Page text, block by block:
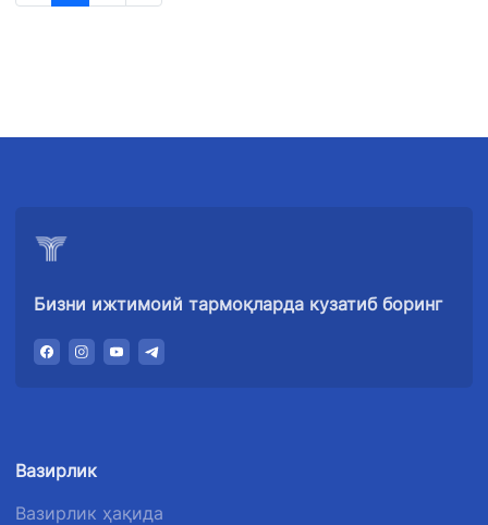
Бизни ижтимоий тармоқларда кузатиб боринг
Вазирлик
Вазирлик ҳақида